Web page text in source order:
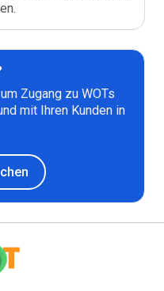
Zugang zu WOTs
mit Ihren Kunden in